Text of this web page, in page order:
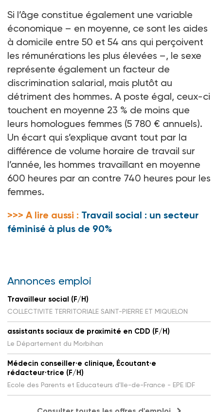
Si l’âge constitue également une variable
économique – en moyenne, ce sont les aides
à domicile entre 50 et 54 ans qui perçoivent
les rémunérations les plus élevées –, le sexe
représente également un facteur de
discrimination salarial, mais plutôt au
détriment des hommes. A poste égal, ceux-ci
touchent en moyenne 23 % de moins que
leurs homologues femmes (5 780 € annuels).
Un écart qui s’explique avant tout par la
différence de volume horaire de travail sur
l’année, les hommes travaillant en moyenne
600 heures par an contre 740 heures pour les
femmes.
>>> A lire aussi : Travail social : un secteur
féminisé à plus de 90%
Annonces emploi
Travailleur social (F/H)
COLLECTIVITE TERRITORIALE SAINT-PIERRE ET MIQUELON
assistants sociaux de proximité en CDD (F/H)
Le Département du Morbihan
Médecin conseiller·e clinique, Écoutant·e
rédacteur·trice (F/H)
Ecole des Parents et Educateurs d'Ile-de-France - EPE IDF